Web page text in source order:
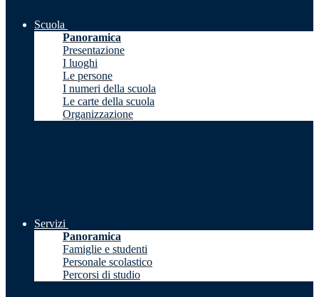
Scuola
Panoramica
Presentazione
I luoghi
Le persone
I numeri della scuola
Le carte della scuola
Organizzazione
Servizi
Panoramica
Famiglie e studenti
Personale scolastico
Percorsi di studio